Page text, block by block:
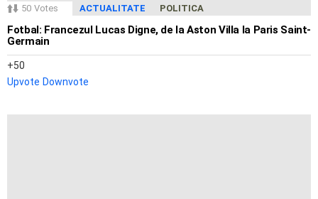
50 Votes ACTUALITATE POLITICA
Fotbal: Francezul Lucas Digne, de la Aston Villa la Paris Saint-
Germain
50
Upvote Downvote